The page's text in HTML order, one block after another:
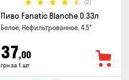
(2)
Пиво Fanatic Blanche 0.33л
Белое, Нефильтрованное, 4.5°
37,00
грн за 1 шт